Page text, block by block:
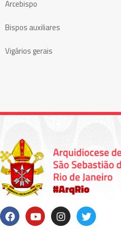
Arcebispo
Bispos auxiliares
Vigários gerais